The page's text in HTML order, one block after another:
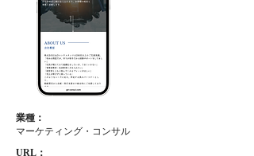
業種：
マーケティング・コンサル
URL：